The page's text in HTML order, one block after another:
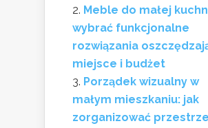
Meble do małej
wybrać funkcjonalne
rozwiązania
miejsce i budżet
Porządek wizualny w
małym mieszkaniu: jak
zorganizować